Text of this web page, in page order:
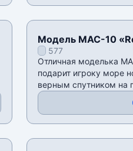
Модель MAC-10
577
Отличная моделька
подарит игроку море
верным спутником на